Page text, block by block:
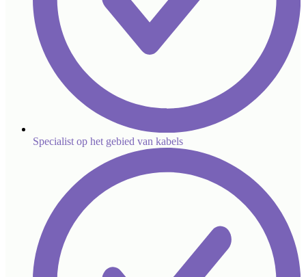
Specialist op het gebied van kabels